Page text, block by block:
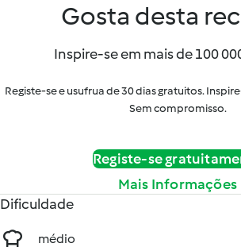
Gosta desta
Inspire-se em mais de 100
Registe-se e usufrua de 30 dias gratuitos.
Sem compromisso.
Registe-se
Mais Informações
Dificuldade
médio